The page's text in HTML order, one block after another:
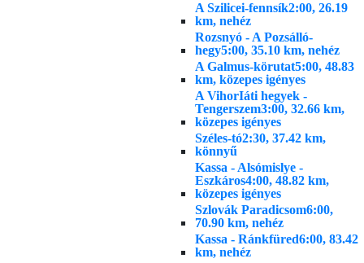
A Szilicei-fennsík2:00, 26.19
km, nehéz
Rozsnyó - A Pozsálló-
hegy5:00, 35.10 km, nehéz
A Galmus-körutat5:00, 48.83
km, közepes igényes
A VihorIáti hegyek -
Tengerszem3:00, 32.66 km,
közepes igényes
Széles-tó2:30, 37.42 km,
könnyű
Kassa - Alsómislye -
Eszkáros4:00, 48.82 km,
közepes igényes
Szlovák Paradicsom6:00,
70.90 km, nehéz
Kassa - Ránkfüred6:00, 83.42
km, nehéz